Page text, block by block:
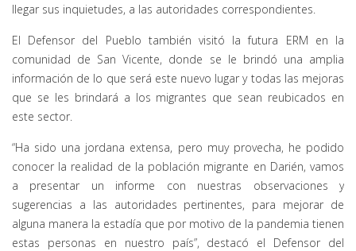
llegar sus inquietudes, a las autoridades correspondientes.
El Defensor del Pueblo también visitó la futura ERM en la
comunidad de San Vicente, donde se le brindó una amplia
información de lo que será este nuevo lugar y todas las mejoras
que se les brindará a los migrantes que sean reubicados en
este sector.
“Ha sido una jordana extensa, pero muy provecha, he podido
conocer la realidad de la población migrante en Darién, vamos
a presentar un informe con nuestras observaciones y
sugerencias a las autoridades pertinentes, para mejorar de
alguna manera la estadía que por motivo de la pandemia tienen
estas personas en nuestro país”, destacó el Defensor del